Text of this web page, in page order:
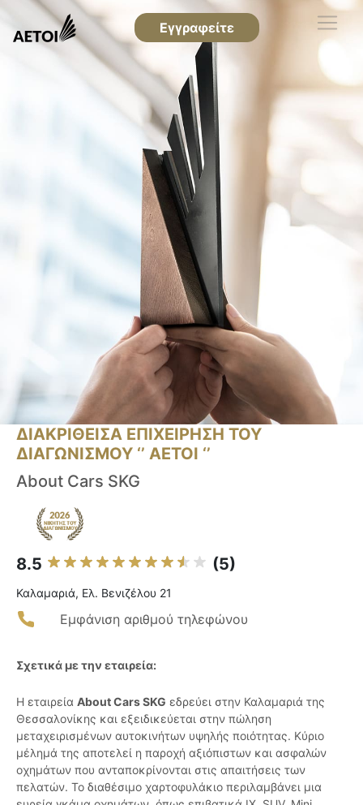
Εγγραφείτε
ΔΙΑΚΡΙΘΕΙΣΑ ΕΠΙΧΕΙΡΗΣΗ ΤΟΥ
ΔΙΑΓΩΝΙΣΜΟΥ ‘’ ΑΕΤΟΙ ‘’
About Cars SKG
8.5 (5)
Καλαμαριά, Ελ. Βενιζέλου 21
Εμφάνιση αριθμού τηλεφώνου
Σχετικά με την εταιρεία:
Η εταιρεία About Cars SKG εδρεύει στην Καλαμαριά της
Θεσσαλονίκης και εξειδικεύεται στην πώληση
μεταχειρισμένων αυτοκινήτων υψηλής ποιότητας. Κύριο
μέλημά της αποτελεί η παροχή αξιόπιστων και ασφαλών
οχημάτων που ανταποκρίνονται στις απαιτήσεις των
πελατών. Το διαθέσιμο χαρτοφυλάκιο περιλαμβάνει μια